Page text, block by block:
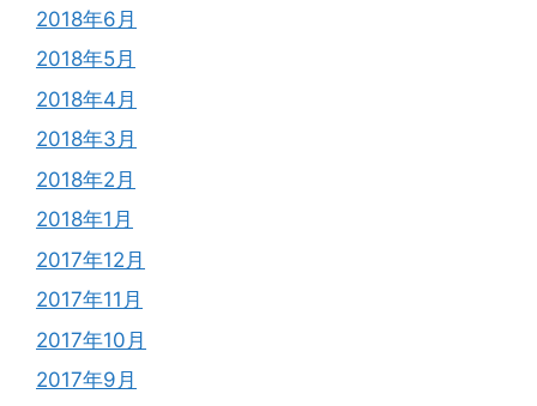
2018年6月
2018年5月
2018年4月
2018年3月
2018年2月
2018年1月
2017年12月
2017年11月
2017年10月
2017年9月